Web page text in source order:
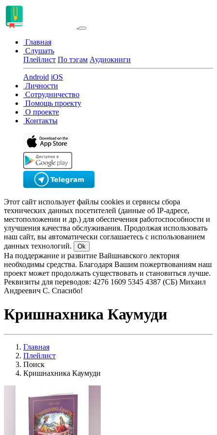
Главная
Слушать
Плейлист По тэгам Аудиокниги
Android iOS
Личности
Сотрудничество
Помощь проекту
О проекте
Контакты
Этот сайт использует файлы cookies и сервисы сбора
технических данных посетителей (данные об IP-адресе,
местоположении и др.) для обеспечения работоспособности и
улучшения качества обслуживания. Продолжая использовать
наш сайт, вы автоматически соглашаетесь с использованием
данных технологий.
Ok
На поддержание и развитие Вайшнавского лектория
необходимы средства. Благодаря Вашим пожертвованиям наш
проект может продолжать существовать и становиться лучше.
Реквизиты для переводов: 4276 1609 5345 4387 (СБ) Михаил
Андреевич С. Спасибо!
Кришнахника Каумуди
Главная
Плейлист
Поиск
Кришнахника Каумуди